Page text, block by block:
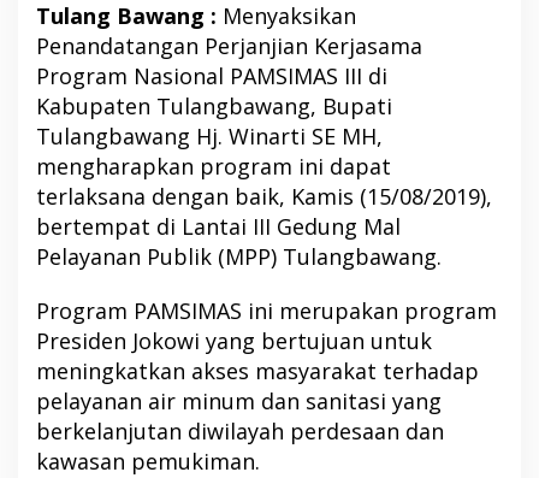
Tulang Bawang : Menyaksikan
Penandatangan Perjanjian Kerjasama
Program Nasional PAMSIMAS III di
Kabupaten Tulangbawang, Bupati
Tulangbawang Hj. Winarti SE MH,
mengharapkan program ini dapat
terlaksana dengan baik, Kamis (15/08/2019),
bertempat di Lantai III Gedung Mal
Pelayanan Publik (MPP) Tulangbawang.
Program PAMSIMAS ini merupakan program
Presiden Jokowi yang bertujuan untuk
meningkatkan akses masyarakat terhadap
pelayanan air minum dan sanitasi yang
berkelanjutan diwilayah perdesaan dan
kawasan pemukiman.